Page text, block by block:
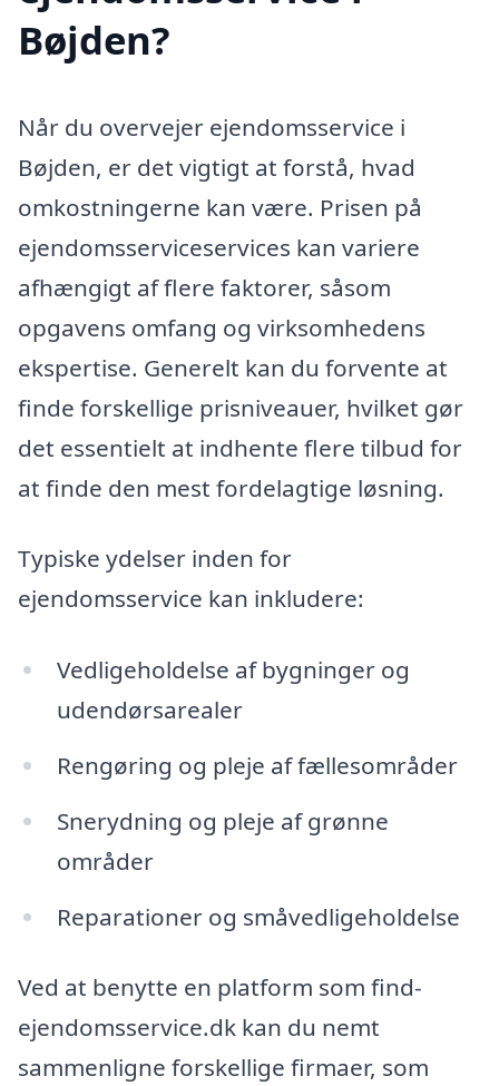
Bøjden?
Når du overvejer ejendomsservice i
Bøjden, er det vigtigt at forstå, hvad
omkostningerne kan være. Prisen på
ejendomsserviceservices kan variere
afhængigt af flere faktorer, såsom
opgavens omfang og virksomhedens
ekspertise. Generelt kan du forvente at
finde forskellige prisniveauer, hvilket gør
det essentielt at indhente flere tilbud for
at finde den mest fordelagtige løsning.
Typiske ydelser inden for
ejendomsservice kan inkludere:
Vedligeholdelse af bygninger og
udendørsarealer
Rengøring og pleje af fællesområder
Snerydning og pleje af grønne
områder
Reparationer og småvedligeholdelse
Ved at benytte en platform som find-
ejendomsservice.dk kan du nemt
sammenligne forskellige firmaer, som